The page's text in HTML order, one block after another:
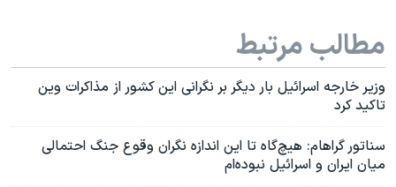
مطالب مرتبط
وزیر خارجه اسرائیل بار دیگر بر نگرانی این کشور از مذاکرات وین
تاکید کرد
سناتور گراهام: هیچ‌گاه تا این اندازه نگران وقوع جنگ احتمالی
میان ایران و اسرائیل نبوده‌ام